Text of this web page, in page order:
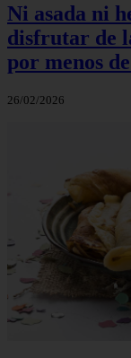
Ni asada ni
disfrutar de
por menos
26/02/2026